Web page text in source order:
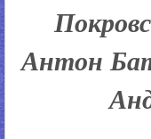
Антон